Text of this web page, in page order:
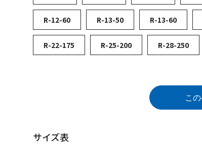
R-12-60 R-13-50 R-13-60
R-22-175 R-25-200 R-28-250
こ
サイズ表